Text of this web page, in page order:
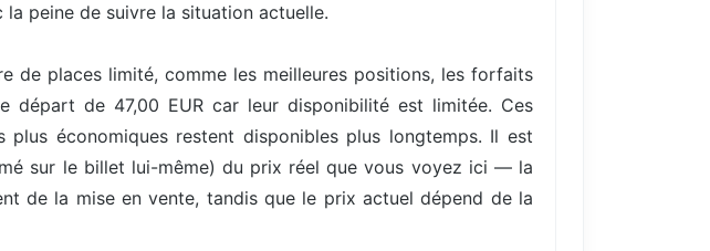
peine de suivre la situation actuelle.
de places limité, comme les meilleures positions, les forfaits
départ de 47,00 EUR car leur disponibilité est limitée. Ces
économiques restent disponibles plus longtemps. Il est
sur le billet lui-même) du prix réel que vous voyez ici — la
de la mise en vente, tandis que le prix actuel dépend de la